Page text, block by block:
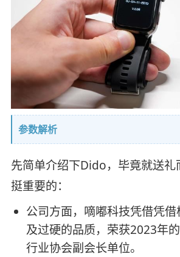
参数解析
先简单介绍下Dido，毕竟就送礼
挺重要的：
公司方面，嘀嘟科技凭借凭
及过硬的品质，荣获2023年
行业协会副会长单位。